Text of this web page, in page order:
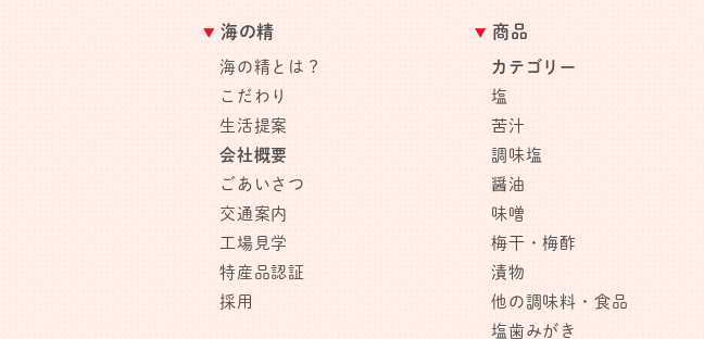
海の精
海の精とは？
こだわり
生活提案
会社概要
ごあいさつ
交通案内
工場見学
特産品認証
採用
商品
カテゴリー
塩
苦汁
調味塩
醤油
味噌
梅干・梅酢
漬物
他の調味料・食品
塩歯みがき